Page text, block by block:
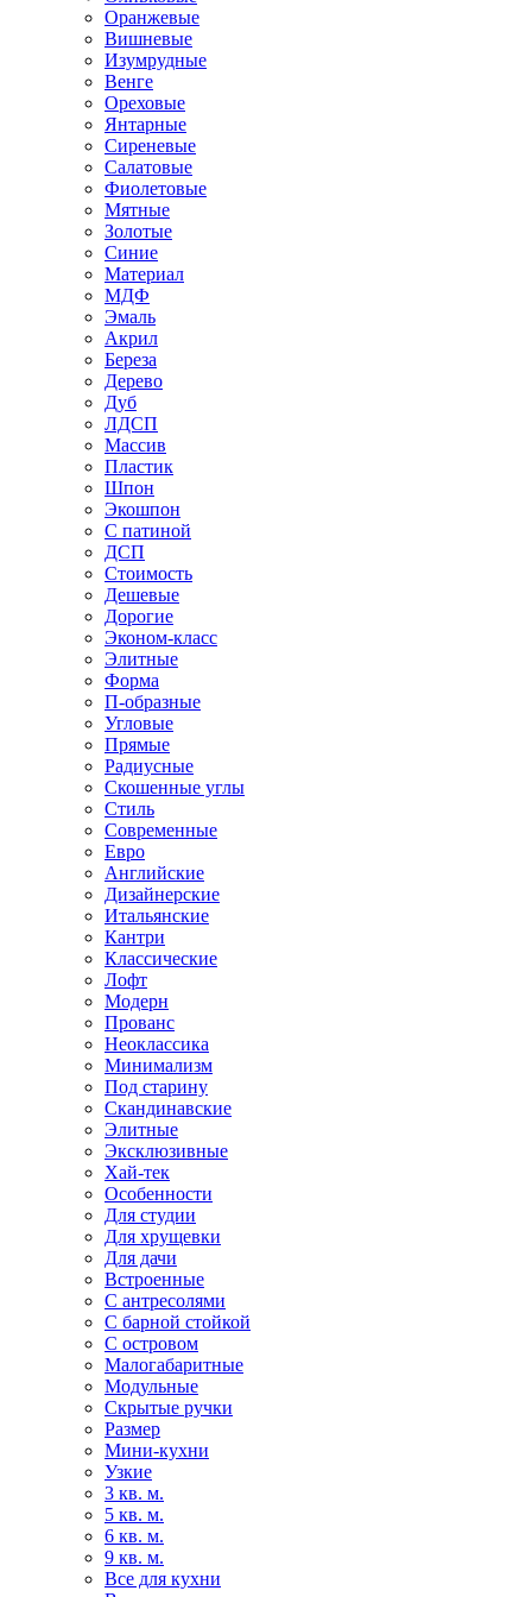
Оранжевые
Вишневые
Изумрудные
Венге
Ореховые
Янтарные
Сиреневые
Салатовые
Фиолетовые
Мятные
Золотые
Синие
Материал
МДФ
Эмаль
Акрил
Береза
Дерево
Дуб
ЛДСП
Массив
Пластик
Шпон
Экошпон
С патиной
ДСП
Стоимость
Дешевые
Дорогие
Эконом-класс
Элитные
Форма
П-образные
Угловые
Прямые
Радиусные
Скошенные углы
Стиль
Современные
Евро
Английские
Дизайнерские
Итальянские
Кантри
Классические
Лофт
Модерн
Прованс
Неоклассика
Минимализм
Под старину
Скандинавские
Элитные
Эксклюзивные
Хай-тек
Особенности
Для студии
Для хрущевки
Для дачи
Встроенные
С антресолями
С барной стойкой
С островом
Малогабаритные
Модульные
Скрытые ручки
Размер
Мини-кухни
Узкие
3 кв. м.
5 кв. м.
6 кв. м.
9 кв. м.
Все для кухни